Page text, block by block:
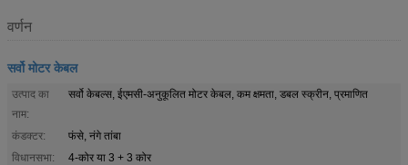
वर्णन
सर्वो मोटर केबल
उत्पाद का
नाम:
सर्वो केबल्स, ईएमसी-अनुकूलित मोटर केबल, कम क्षमता, डबल स्क्रीन, प्रमाणित
कंडक्टर:
फंसे, नंगे तांबा
विधानसभा:
4-कोर या 3 + 3 कोर